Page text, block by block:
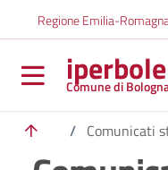
Regione Emilia-
iperbole
Comune di
/ Comunicati